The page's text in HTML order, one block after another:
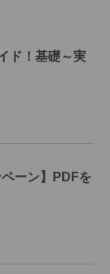
ド！基礎～実
ペーン】PDFを